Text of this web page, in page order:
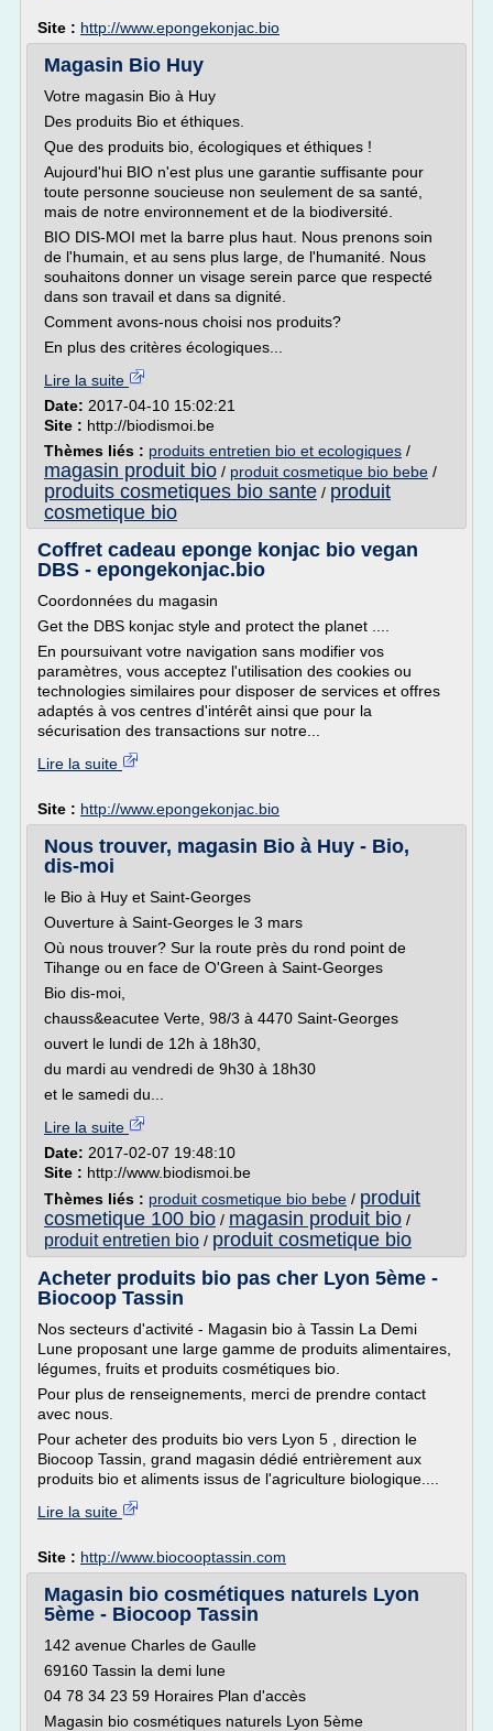
Site : http://www.epongekonjac.bio
Magasin Bio Huy
Votre magasin Bio à Huy
Des produits Bio et éthiques.
Que des produits bio, écologiques et éthiques !
Aujourd'hui BIO n'est plus une garantie suffisante pour
toute personne soucieuse non seulement de sa santé,
mais de notre environnement et de la biodiversité.
BIO DIS-MOI met la barre plus haut. Nous prenons soin
de l'humain, et au sens plus large, de l'humanité. Nous
souhaitons donner un visage serein parce que respecté
dans son travail et dans sa dignité.
Comment avons-nous choisi nos produits?
En plus des critères écologiques...
Lire la suite
Date: 2017-04-10 15:02:21
Site : http://biodismoi.be
Thèmes liés : produits entretien bio et ecologiques /
magasin produit bio / produit cosmetique bio bebe /
produits cosmetiques bio sante / produit
cosmetique bio
Coffret cadeau eponge konjac bio vegan
DBS - epongekonjac.bio
Coordonnées du magasin
Get the DBS konjac style and protect the planet ....
En poursuivant votre navigation sans modifier vos
paramètres, vous acceptez l'utilisation des cookies ou
technologies similaires pour disposer de services et offres
adaptés à vos centres d'intérêt ainsi que pour la
sécurisation des transactions sur notre...
Lire la suite
Site : http://www.epongekonjac.bio
Nous trouver, magasin Bio à Huy - Bio,
dis-moi
le Bio à Huy et Saint-Georges
Ouverture à Saint-Georges le 3 mars
Où nous trouver? Sur la route près du rond point de
Tihange ou en face de O'Green à Saint-Georges
Bio dis-moi,
chauss&eacutee Verte, 98/3 à 4470 Saint-Georges
ouvert le lundi de 12h à 18h30,
du mardi au vendredi de 9h30 à 18h30
et le samedi du...
Lire la suite
Date: 2017-02-07 19:48:10
Site : http://www.biodismoi.be
Thèmes liés : produit cosmetique bio bebe / produit
cosmetique 100 bio / magasin produit bio /
produit entretien bio / produit cosmetique bio
Acheter produits bio pas cher Lyon 5ème -
Biocoop Tassin
Nos secteurs d'activité - Magasin bio à Tassin La Demi
Lune proposant une large gamme de produits alimentaires,
légumes, fruits et produits cosmétiques bio.
Pour plus de renseignements, merci de prendre contact
avec nous.
Pour acheter des produits bio vers Lyon 5 , direction le
Biocoop Tassin, grand magasin dédié entrièrement aux
produits bio et aliments issus de l'agriculture biologique....
Lire la suite
Site : http://www.biocooptassin.com
Magasin bio cosmétiques naturels Lyon
5ème - Biocoop Tassin
142 avenue Charles de Gaulle
69160 Tassin la demi lune
04 78 34 23 59 Horaires Plan d'accès
Magasin bio cosmétiques naturels Lyon 5ème